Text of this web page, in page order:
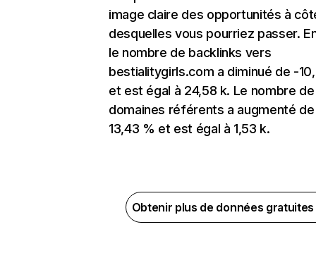
image claire des opportunités à
desquelles vous pourriez passer.
le nombre de backlinks vers
bestialitygirls.com a diminué de -
et est égal à 24,58 k. Le nombre de
domaines référents a augmenté de
13,43 % et est égal à 1,53 k.
Obtenir plus de données